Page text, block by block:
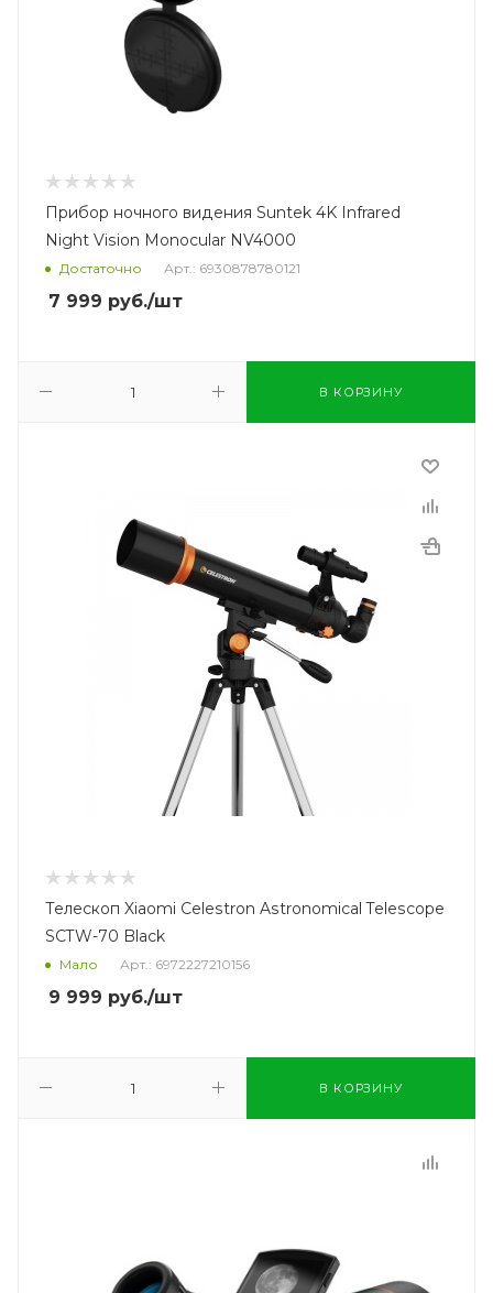
Прибор ночного видения Suntek 4K Infrared
Night Vision Monocular NV4000
Достаточно Арт.: 6930878780121
7 999 руб./шт
В КОРЗИНУ
Телескоп Xiaomi Celestron Astronomical Telescope
SCTW-70 Black
Мало Арт.: 6972227210156
9 999 руб./шт
В КОРЗИНУ